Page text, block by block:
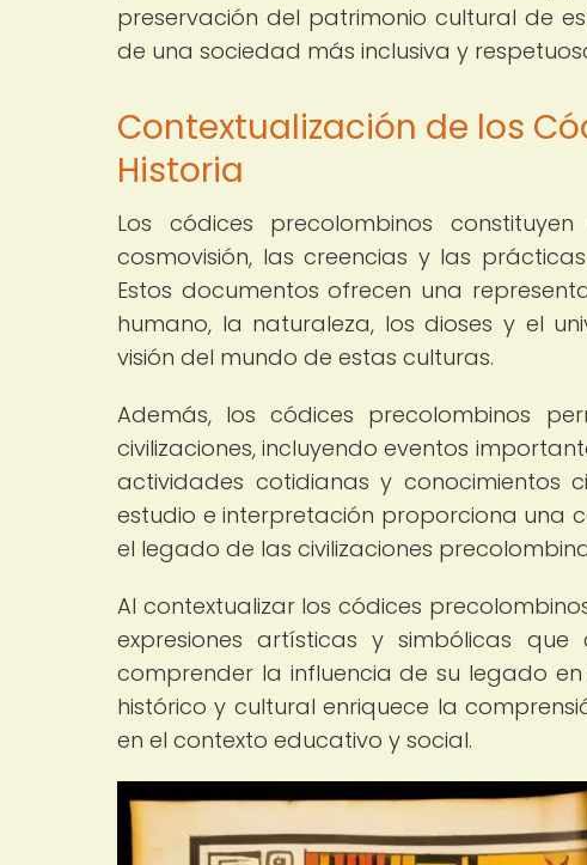
preservación del patrimonio cultural de
de una sociedad más inclusiva y
Contextualización de los
Historia
Los códices precolombinos
cosmovisión, las creencias y las
Estos documentos ofrecen una
humano, la naturaleza, los dioses y el
visión del mundo de estas culturas.
Además, los códices precolombinos
civilizaciones, incluyendo eventos
actividades cotidianas y conocimientos
estudio e interpretación proporciona una
el legado de las civilizaciones
Al contextualizar los códices
expresiones artísticas y simbólicas
comprender la influencia de su legado
histórico y cultural enriquece la
en el contexto educativo y social.